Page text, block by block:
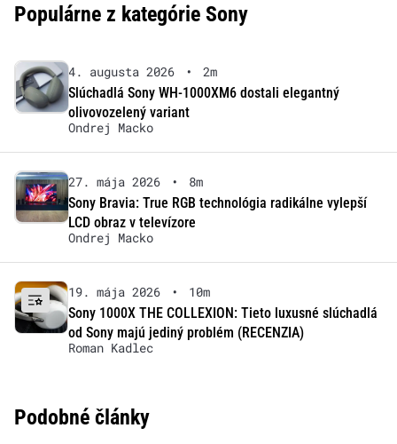
Populárne z kategórie Sony
4. augusta 2026 •
2m
Slúchadlá Sony WH-1000XM6 dostali elegantný
olivovozelený variant
Ondrej Macko
27. mája 2026 •
8m
Sony Bravia: True RGB technológia radikálne vylepší
LCD obraz v televízore
Ondrej Macko
19. mája 2026 •
10m
Sony 1000X THE COLLEXION: Tieto luxusné slúchadlá
od Sony majú jediný problém (RECENZIA)
Roman Kadlec
Podobné články